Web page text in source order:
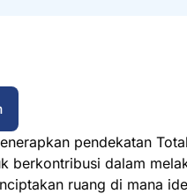
pendekatan
berkontribusi dalam
ruang di mana